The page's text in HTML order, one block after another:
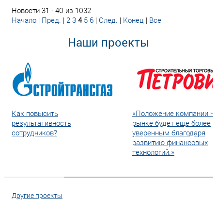
Новости 31 - 40 из 1032
Начало | Пред. | 2 3 4 5 6 | След. | Конец | Все
Наши проекты
Как повысить
результативность
сотрудников?
«Положение компании
рынке будет еще более
уверенным благодаря
развитию финансовых
технологий.»
Другие проекты